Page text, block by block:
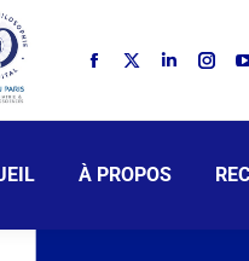
À PROPOS